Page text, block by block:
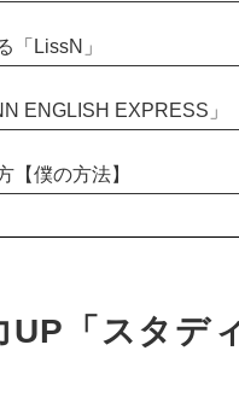
「LissN」
ENGLISH EXPRESS」
【僕の方法】
UP「スタデ